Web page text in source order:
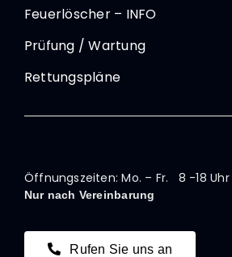
Feuerlöscher – INFO
Prüfung / Wartung
Rettungspläne
Öffnungszeiten: Mo. – Fr. 8 -18 Uhr
Nur nach Vereinbarung
Rufen Sie uns an